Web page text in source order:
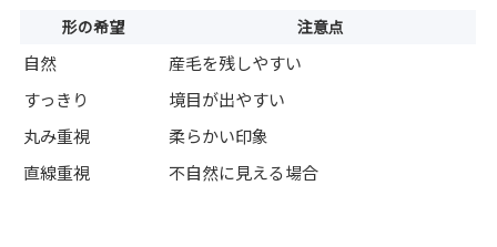
形の希望 注意点
自然
産毛を残しやすい
すっきり
境目が出やすい
丸み重視
柔らかい印象
直線重視
不自然に見える場合